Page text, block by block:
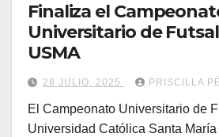
Finaliza el
Universitario de
USMA
28 JULIO, 2025 PRISCILLA
El Campeonato Universitario de
Universidad Católica Santa María